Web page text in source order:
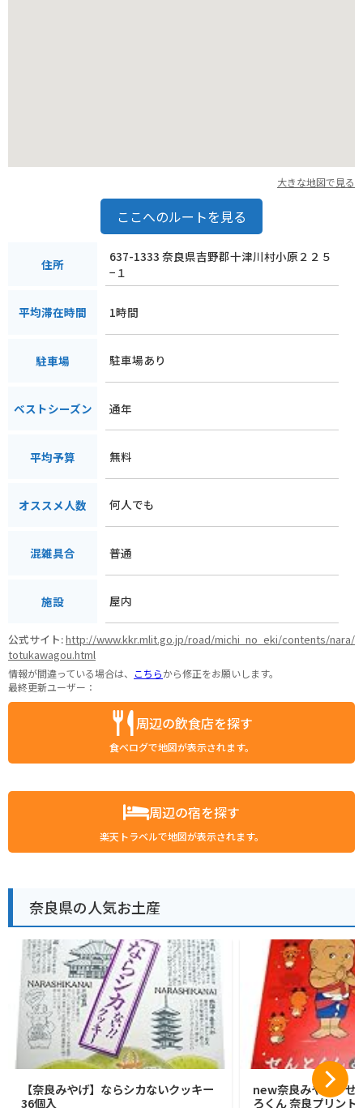
大きな地図で見る
ここへのルートを見る
住所
637-1333 奈良県吉野郡十津川村小原２２５
−１
平均滞在時間 1時間
駐車場 駐車場あり
ベストシーズン 通年
平均予算 無料
オススメ人数 何人でも
混雑具合 普通
施設 屋内
公式サイト:http://www.kkr.mlit.go.jp/road/michi_no_eki/contents/nara/
totukawagou.html
情報が間違っている場合は、 こちらから修正をお願いします。
最終更新ユーザー：
周辺の飲食店を探す
食べログで地図が表示されます。
周辺の宿を探す
楽天トラベルで地図が表示されます。
奈良県の人気お土産
【奈良みやげ】ならシカないクッキー
36個入
new奈良みやげ せ
ろくん 奈良プリン